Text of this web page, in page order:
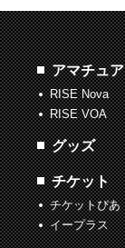
アマチュア
RISE Nova
RISE VOA
グッズ
チケット
チケットぴあ
イープラス